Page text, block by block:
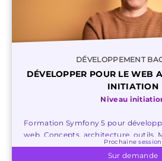
DÉVELOPPEMENT
DÉVELOPPER POUR LE WEB
INITIATION
Niveau
Formation Symfony 5 pour
web. Concepts, architecture, outils,
routage, formulaires, tests, sécurité
Prochaine session
Sur demande